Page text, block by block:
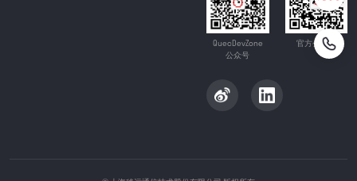
QuecDevZone
公众号
官方公众号